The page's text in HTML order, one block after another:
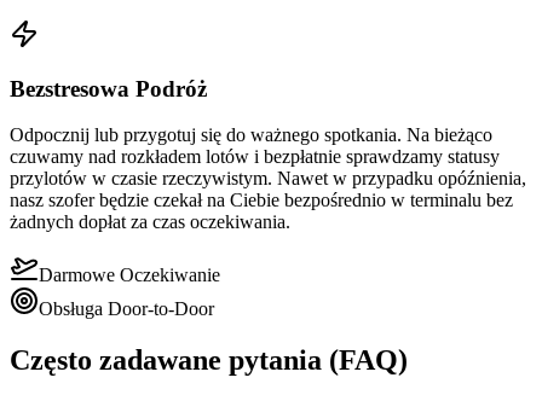
Bezstresowa Podróż
Odpocznij lub przygotuj się do ważnego spotkania. Na bieżąco
czuwamy nad rozkładem lotów i bezpłatnie sprawdzamy statusy
przylotów w czasie rzeczywistym. Nawet w przypadku opóźnienia,
nasz szofer będzie czekał na Ciebie bezpośrednio w terminalu bez
żadnych dopłat za czas oczekiwania.
Darmowe Oczekiwanie
Obsługa Door-to-Door
Często zadawane pytania (FAQ)